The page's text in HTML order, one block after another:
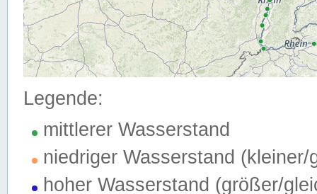
Legende:
mittlerer Wasserstand
niedriger Wasserstand (kleiner/
hoher Wasserstand (größer/